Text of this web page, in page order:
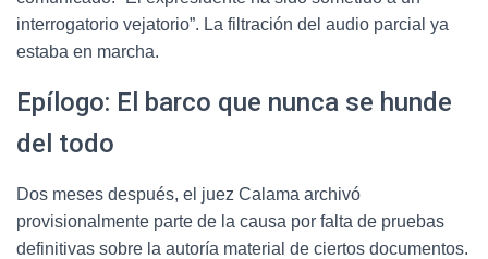
interrogatorio vejatorio”. La filtración del audio parcial ya
estaba en marcha.
Epílogo: El barco que nunca se hunde
del todo
Dos meses después, el juez Calama archivó
provisionalmente parte de la causa por falta de pruebas
definitivas sobre la autoría material de ciertos documentos.